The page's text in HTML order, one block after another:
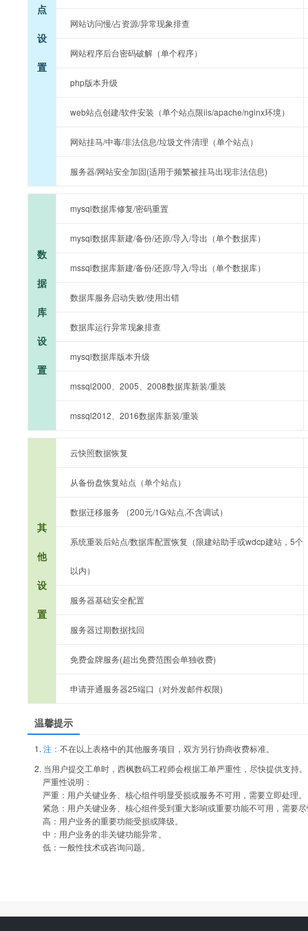
点
设
置
网站访问慢/占资源/异常现象排查
网站程序后台密码破解（单个程序）
php版本升级
web站点创建/软件安装（单个站点限iis/apache/nginx环境）
网站挂马/中毒/非法信息/垃圾文件清理（单个站点）
服务器/网站安全加固(适用于频繁被挂马出现非法信息)
数
据
库
设
置
mysql数据库修复/密码重置
mysql数据库新建/备份/还原/导入/导出（单个数据库）
mssql数据库新建/备份/还原/导入/导出（单个数据库）
数据库服务启动失败/使用出错
数据库运行异常现象排查
mysql数据库版本升级
mssql2000、2005、2008数据库新装/重装
mssql2012、2016数据库新装/重装
其
他
设
置
云快照数据恢复
从备份盘恢复站点（单个站点）
数据迁移服务 （200元/1G/站点,不含调试）
系统重装后站点/数据库配置恢复（限建站助手或wdcp建站，5个
以内）
服务器基础安全配置
服务器过期数据找回
免费金牌服务(超出免费范围会单独收费)
申请开通服务器25端口（对外发邮件权限)
温馨提示
1. 注： 不在以上表格中的其他服务项目，双方另行协商收费标准。
2. 当用户提交工单时，西枫数码工程师会根据工单严重性，尽快提供支持。
严重性说明：
严重：用户关键业务、核心组件明显受损或服务不可用，需要立即处理。
紧急：用户关键业务、核心组件受到重大影响或重要功能不可用，需要
高：用户业务的重要功能受损或降级。
中：用户业务的非关键功能异常。
低：一般性技术或咨询问题。